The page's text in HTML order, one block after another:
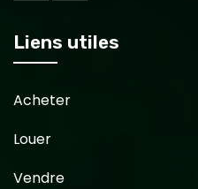
Liens utiles
Acheter
Louer
Vendre